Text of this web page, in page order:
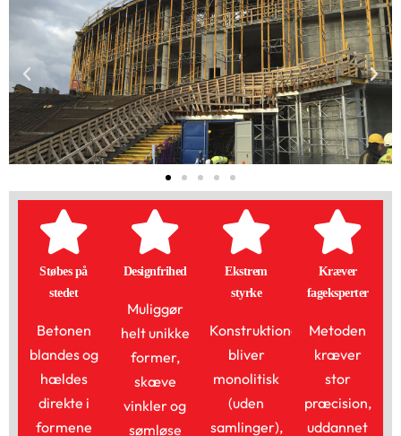
Støbes på
stedet
Betonen
blandes og
hældes
direkte i
formene
Designfrihed
Muliggør
helt unikke
former,
skæve
vinkler og
sømløse
Ekstrem
styrke
Konstruktionen
bliver
monolitisk
(uden
samlinger),
Kræver
fageksperter
Metoden
kræver
stor
præcision,
uddannet